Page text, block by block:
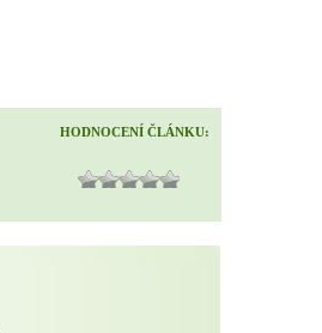
HODNOCENÍ ČLÁNKU: